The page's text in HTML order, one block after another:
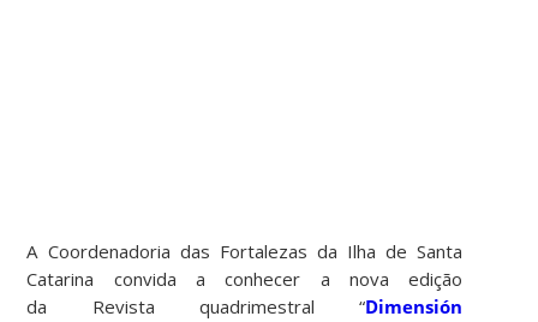
A Coordenadoria das Fortalezas da Ilha de Santa
Catarina convida a conhecer a nova edição
da Revista quadrimestral “Dimensión